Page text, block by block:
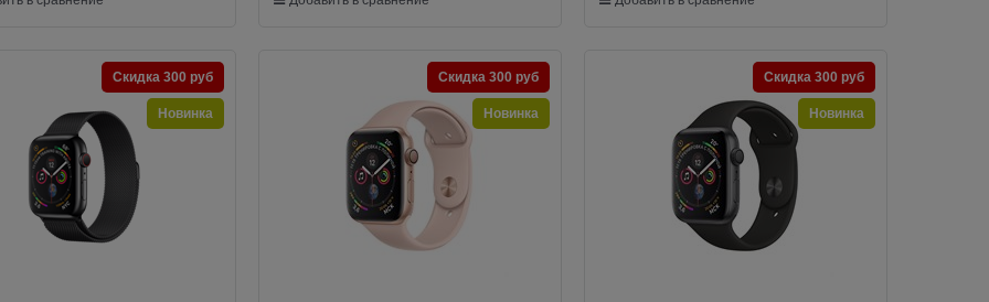
Скидка 300 руб
Новинка
Скидка 300 руб
Новинка
Скидка 300 руб
Новинка